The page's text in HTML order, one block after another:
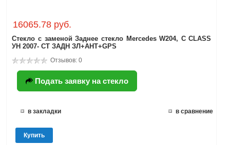
16065.78 руб.
Стекло с заменой Заднее стекло Mercedes W204, C CLASS
УН 2007- СТ ЗАДН ЗЛ+АНТ+GPS
Отзывов: 0
Подать заявку на стекло
в закладки в сравнение
Купить